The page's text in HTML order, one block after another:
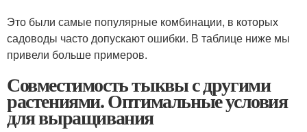
Это были самые популярные комбинации, в которых
садоводы часто допускают ошибки. В таблице ниже мы
привели больше примеров.
Совместимость тыквы с другими
растениями. Оптимальные условия
для выращивания